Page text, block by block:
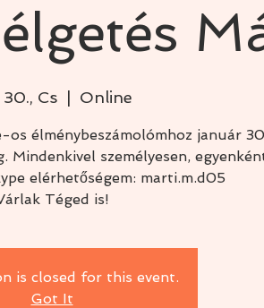
30., Cs
  |
Online
os élménybeszámolómhoz január
személyesen,
elérhetőségem: marti.m.d05
Téged is!
is closed for this event.
Got It